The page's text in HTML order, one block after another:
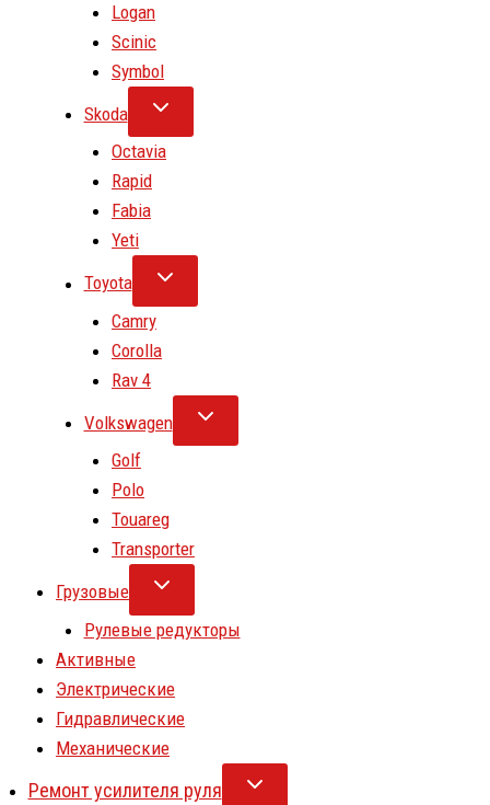
Logan
Scinic
Symbol
Skoda
Octavia
Rapid
Fabia
Yeti
Toyota
Camry
Corolla
Rav 4
Volkswagen
Golf
Polo
Touareg
Transporter
Грузовые
Рулевые редукторы
Активные
Электрические
Гидравлические
Механические
Ремонт усилителя руля